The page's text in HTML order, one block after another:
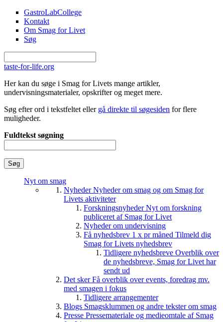
Gå til hovedindhold
GastroLabCollege
Kontakt
Om Smag for Livet
Søg
taste-for-life.org
Her kan du søge i Smag for Livets mange artikler,
undervisningsmaterialer, opskrifter og meget mere.
Søg efter ord i tekstfeltet eller gå direkte til søgesiden for flere
muligheder.
Fuldtekst søgning
Nyt om smag
NyhederNyheder om smag og om Smag for
Livets aktiviteter
ForskningsnyhederNyt om forskning
publiceret af Smag for Livet
Nyheder om undervisning
Få nyhedsbrev 1 x pr måned Tilmeld dig
Smag for Livets nyhedsbrev
Tidligere nyhedsbreve Overblik over
de nyhedsbreve, Smag for Livet har
sendt ud
Det skerFå overblik over events, foredrag mv.
med smagen i fokus
Tidligere arrangementer
Blogs Smagsklummen og andre tekster om smag
Presse Pressemateriale og medieomtale af Smag